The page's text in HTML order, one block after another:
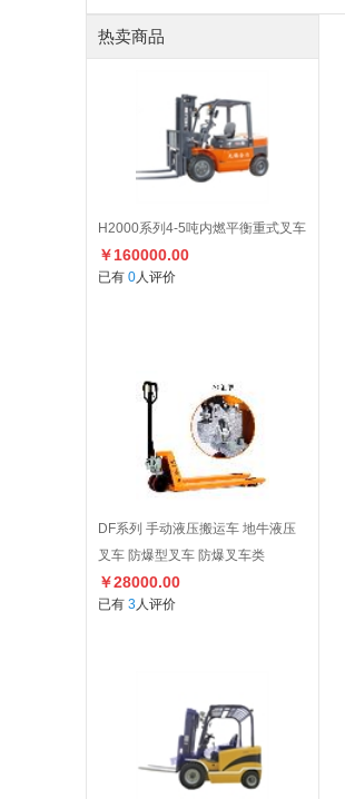
热卖商品
H2000系列4-5吨内燃平衡重式叉车
￥160000.00
已有 0人评价
DF系列 手动液压搬运车 地牛液压
叉车 防爆型叉车 防爆叉车类
￥28000.00
已有 3 人评价